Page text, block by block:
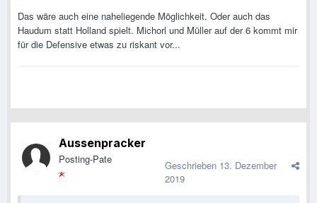
Schlager
Das wäre auch eine naheliegende Möglichkeit. Oder auch das
Haudum statt Holland spielt. Michorl und Müller auf der 6 kommt mir
für die Defensive etwas zu riskant vor...
Aussenpracker
Posting-Pate Geschrieben 13. Dezember
2019